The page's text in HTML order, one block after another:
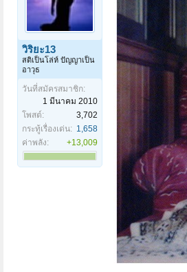
วิริยะ13
สติเป็นโล่ห์ ปัญญาเป็น
อาวุธ
วันที่สมัครสมาชิก:
1 มีนาคม 2010
โพสต์:
3,702
กระทู้เรื่องเด่น: 1,658
ค่าพลัง:
+13,009